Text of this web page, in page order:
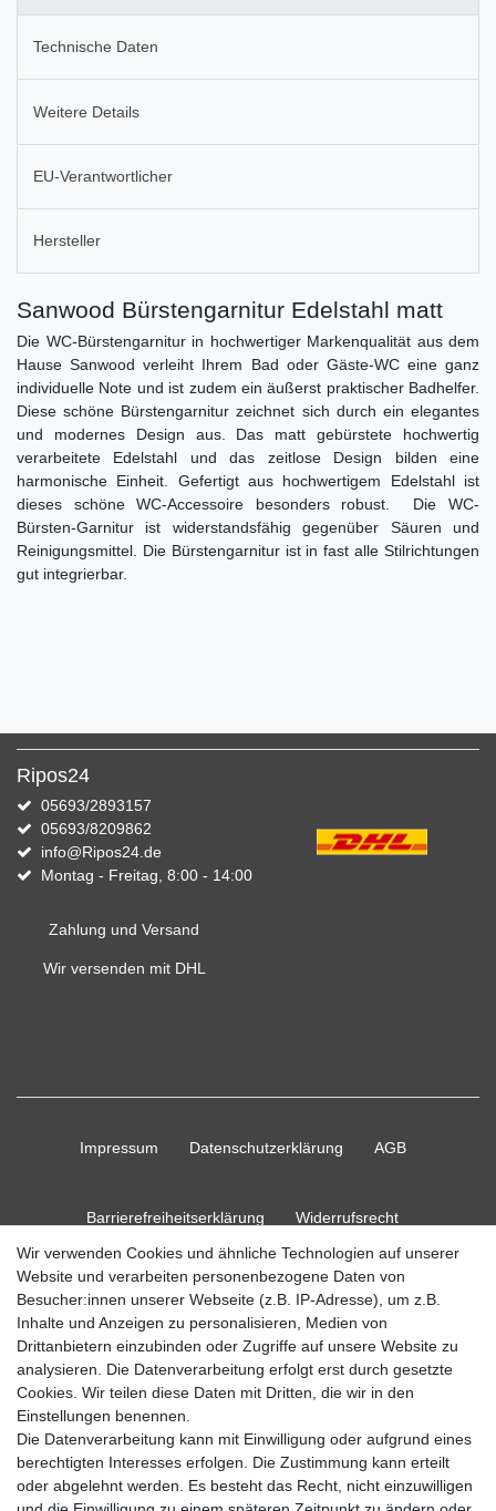
Technische Daten
Weitere Details
EU-Verantwortlicher
Hersteller
Sanwood Bürstengarnitur Edelstahl matt
Die WC-Bürstengarnitur in hochwertiger Markenqualität aus dem
Hause Sanwood verleiht Ihrem Bad oder Gäste-WC eine ganz
individuelle Note und ist zudem ein äußerst praktischer Badhelfer.
Diese schöne Bürstengarnitur zeichnet sich durch ein elegantes
und modernes Design aus. Das matt gebürstete hochwertig
verarbeitete Edelstahl und das zeitlose Design bilden eine
harmonische Einheit. Gefertigt aus hochwertigem Edelstahl ist
dieses schöne WC-Accessoire besonders robust. Die WC-
Bürsten-Garnitur ist widerstandsfähig gegenüber Säuren und
Reinigungsmittel. Die Bürstengarnitur ist in fast alle Stilrichtungen
gut integrierbar.
Ripos24
05693/2893157
05693/8209862
info@Ripos24.de
Montag - Freitag, 8:00 - 14:00
Zahlung und Versand
Wir versenden mit DHL
Impressum Daten­schutz­erklärung AGB
Barrierefreiheitserklärung Widerrufs­recht
Vertrag widerrufen Kontakt
© Copyright 2026 Ripos24| Alle Rechte vorbehalten.
Wir verwenden Cookies und ähnliche Technologien auf unserer
Website und verarbeiten personenbezogene Daten von
Besucher:innen unserer Webseite (z.B. IP-Adresse), um z.B.
Inhalte und Anzeigen zu personalisieren, Medien von
Drittanbietern einzubinden oder Zugriffe auf unsere Website zu
analysieren. Die Datenverarbeitung erfolgt erst durch gesetzte
Cookies. Wir teilen diese Daten mit Dritten, die wir in den
Einstellungen benennen.
Die Datenverarbeitung kann mit Einwilligung oder aufgrund eines
berechtigten Interesses erfolgen. Die Zustimmung kann erteilt
oder abgelehnt werden. Es besteht das Recht, nicht einzuwilligen